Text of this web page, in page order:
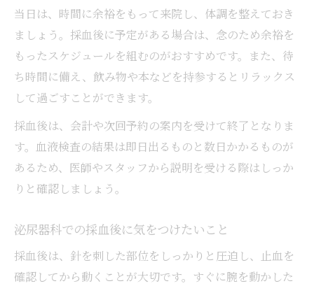
当日は、時間に余裕をもって来院し、体調を整えておき
ましょう。採血後に予定がある場合は、念のため余裕を
もったスケジュールを組むのがおすすめです。また、待
ち時間に備え、飲み物や本などを持参するとリラックス
して過ごすことができます。
採血後は、会計や次回予約の案内を受けて終了となりま
す。血液検査の結果は即日出るものと数日かかるものが
あるため、医師やスタッフから説明を受ける際はしっか
りと確認しましょう。
泌尿器科での採血後に気をつけたいこと
採血後は、針を刺した部位をしっかりと圧迫し、止血を
確認してから動くことが大切です。すぐに腕を動かした